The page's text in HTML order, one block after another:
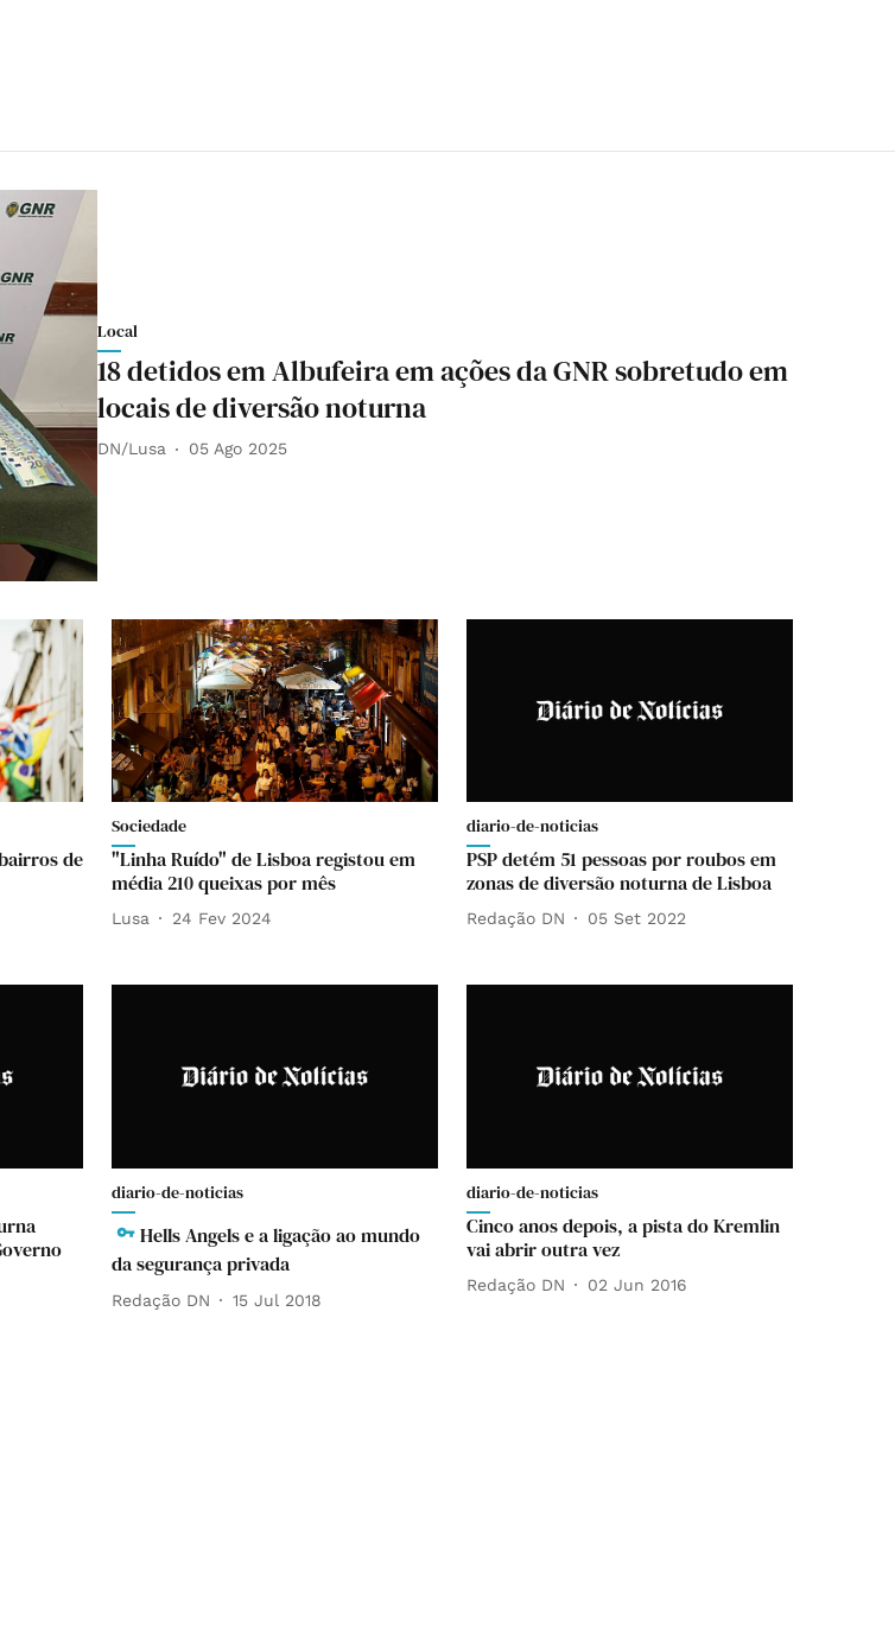
Local
18 detidos em Albufeira em ações da GNR sobretudo em
locais de diversão noturna
DN/Lusa 05 Ago 2025
de
Sociedade
"Linha Ruído" de Lisboa registou em
média 210 queixas por mês
Lusa 24 Fev 2024
diario-de-noticias
PSP detém 51 pessoas por roubos em
zonas de diversão noturna de Lisboa
Redação DN 05 Set 2022
diario-de-noticias
Hells Angels e a ligação ao mundo
da segurança privada
Redação DN 15 Jul 2018
diario-de-noticias
Cinco anos depois, a pista do Kremlin
vai abrir outra vez
Redação DN 02 Jun 2016